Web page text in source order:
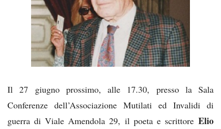
Il 27 giugno prossimo, alle 17.30, presso la Sala
Conferenze dell’Associazione Mutilati ed Invalidi di
guerra di Viale Amendola 29, il poeta e scrittore Elio